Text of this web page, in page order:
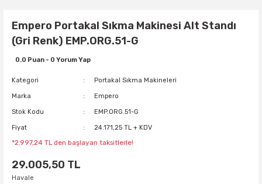
Empero Portakal Sıkma Makinesi Alt Standı
(Gri Renk) EMP.ORG.51-G
0.0 Puan - 0 Yorum Yap
Kategori Portakal Sıkma Makineleri
Marka Empero
Stok Kodu EMP.ORG.51-G
Fiyat 24.171,25 TL + KDV
*2.997,24 TL den başlayan taksitlerle!
29.005,50 TL
Havale